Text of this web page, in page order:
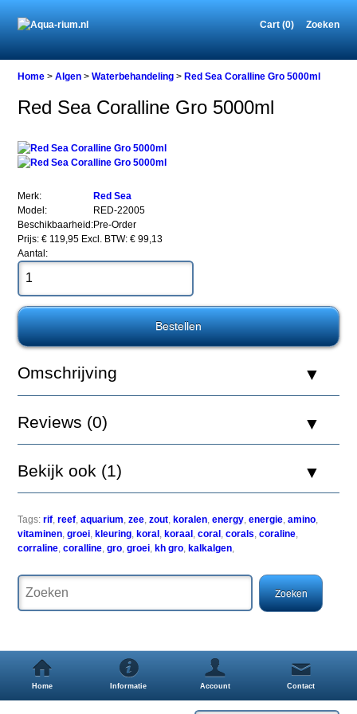
Cart (0) Zoeken
Home
Waterbehandeling
Red
Gro
5000ml
Red
Sea
Coralline
Gro
Krijg
aquarium
in
slechts
21
met
Red
(MCP).
stap-
Home >Algen >Waterbehandeling >Red Sea Coralline Gro 5000ml
Red Sea Coralline Gro 5000ml
Merk:
Red Sea
Model:
RED-22005
Beschikbaarheid:Pre-Order
Prijs: € 119,95 Excl. BTW: € 99,13
Aantal:
Omschrijving
Reviews (0)
Bekijk ook (1)
Tags: rif,reef,aquarium,zee,zout, koralen,energy,energie,amino,
vitaminen,groei, kleuring, koral , koraal ,coral ,corals,coraline,
corraline,coralline,gro,groei, kh gro, kalkalgen,
Home Informatie Account Contact